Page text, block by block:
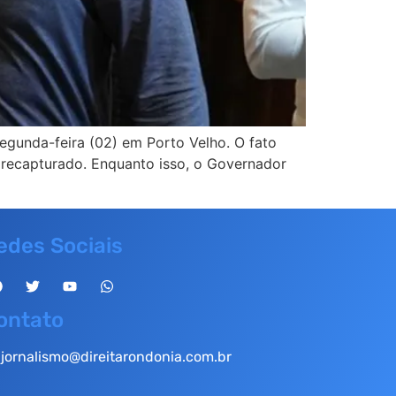
feira (02) em Porto Velho. O fato
Enquanto isso, o Governador
Sociais
jornalismo@direitarondonia.com.br